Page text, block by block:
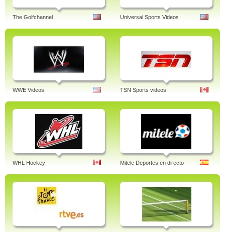
The Golfchannel Universal Sports Videos
WWE Videos TSN Sports videos
WHL Hockey Mitele Deportes en directo